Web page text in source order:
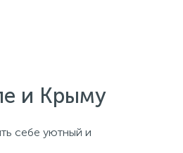
и Крыму
себе уютный и